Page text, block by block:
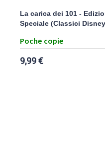
La carica dei 101 -
Speciale (Classici
Poche copie
9,99 €